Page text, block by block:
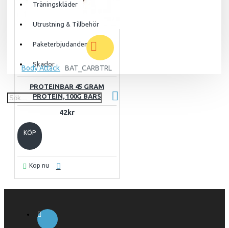
Träningskläder
Utrustning & Tillbehör
Paketerbjudanden
Skador
Body Attack BAT_CARBTRL
PROTEINBAR 45 GRAM
PROTEIN, 100G BARS
42kr
KÖP
Köp nu